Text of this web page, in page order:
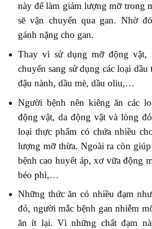
này để làm giảm lượng mỡ trong
sẽ vận chuyển qua gan. Nhờ
gánh nặng cho gan.
Thay vì sử dụng mỡ động vật,
chuyển sang sử dụng các loại dầu
đậu nành, dầu mè, dầu oliu,…
Người bệnh nên kiêng ăn các
động vật, da động vật và lòng
loại thực phẩm có chứa nhiều
lượng mỡ thừa. Ngoài ra còn
bệnh cao huyết áp, xơ vữa động
béo phì,…
Những thức ăn có nhiều đạm
đỏ, người mắc bệnh gan nhiễm
ăn ít lại. Vì những chất đạm